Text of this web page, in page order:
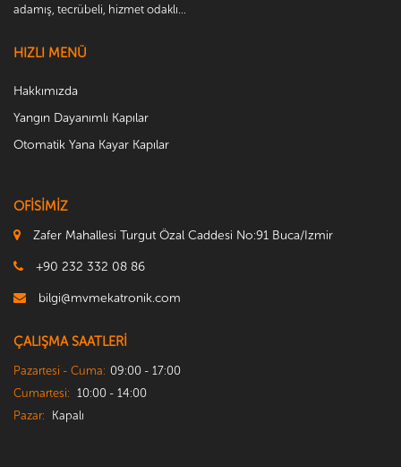
adamış, tecrübeli, hizmet odaklı...
HIZLI MENÜ
Hakkımızda
Yangın Dayanımlı Kapılar
Otomatik Yana Kayar Kapılar
OFİSİMİZ
Zafer Mahallesi Turgut Özal Caddesi No:91 Buca/Izmir
+90 232 332 08 86
bilgi@mvmekatronik.com
ÇALIŞMA SAATLERİ
Pazartesi - Cuma: 09:00 - 17:00
Cumartesi: 10:00 - 14:00
Pazar:
Kapalı